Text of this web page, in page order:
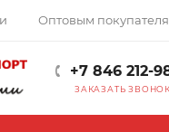
Оптовым
+7 846 212-
ЗАКАЗАТЬ ЗВОНОК